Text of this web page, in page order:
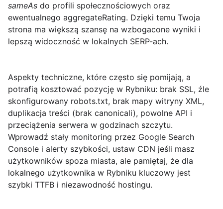
sameAs do profili społecznościowych oraz
ewentualnego aggregateRating. Dzięki temu Twoja
strona ma większą szansę na wzbogacone wyniki i
lepszą widoczność w lokalnych SERP-ach.
Aspekty techniczne, które często się pomijają, a
potrafią kosztować pozycję w Rybniku: brak SSL, źle
skonfigurowany robots.txt, brak mapy witryny XML,
duplikacja treści (brak canonicali), powolne API i
przeciążenia serwera w godzinach szczytu.
Wprowadź stały monitoring przez Google Search
Console i alerty szybkości, ustaw CDN jeśli masz
użytkowników spoza miasta, ale pamiętaj, że dla
lokalnego użytkownika w Rybniku kluczowy jest
szybki TTFB i niezawodność hostingu.